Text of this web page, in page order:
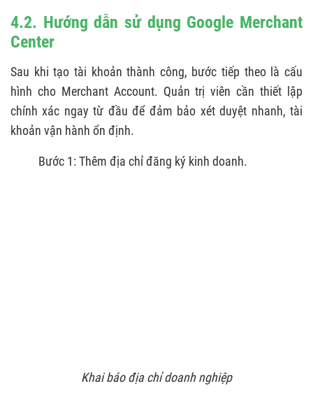
4.2. Hướng dẫn sử dụng Google Merchant
Center
Sau khi tạo tài khoản thành công, bước tiếp theo là cấu
hình cho Merchant Account. Quản trị viên cần thiết lập
chính xác ngay từ đầu để đảm bảo xét duyệt nhanh, tài
khoản vận hành ổn định.
Bước 1: Thêm địa chỉ đăng ký kinh doanh.
Khai báo địa chỉ doanh nghiệp